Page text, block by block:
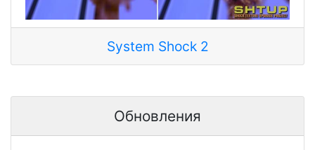
System Shock 2
Обновления